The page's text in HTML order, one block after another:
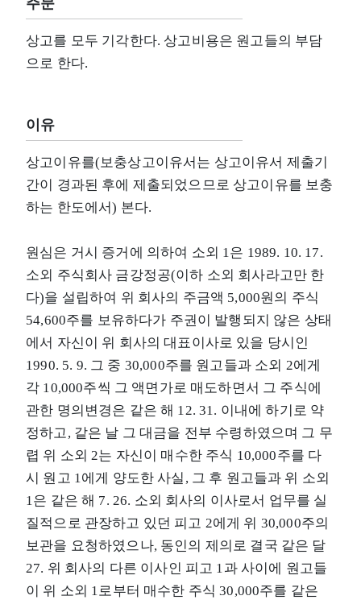
상고를 모두 기각한다. 상고비용은 원고들의 부담
으로 한다.
이유
상고이유를(보충상고이유서는 상고이유서 제출기
간이 경과된 후에 제출되었으므로 상고이유를 보충
하는 한도에서) 본다.
원심은 거시 증거에 의하여 소외 1은 1989. 10. 17.
소외 주식회사 금강정공(이하 소외 회사라고만 한
다)을 설립하여 위 회사의 주금액 5,000원의 주식
54,600주를 보유하다가 주권이 발행되지 않은 상태
에서 자신이 위 회사의 대표이사로 있을 당시인
1990. 5. 9. 그 중 30,000주를 원고들과 소외 2에게
각 10,000주씩 그 액면가로 매도하면서 그 주식에
관한 명의변경은 같은 해 12. 31. 이내에 하기로 약
정하고, 같은 날 그 대금을 전부 수령하였으며 그 무
렵 위 소외 2는 자신이 매수한 주식 10,000주를 다
시 원고 1에게 양도한 사실, 그 후 원고들과 위 소외
1은 같은 해 7. 26. 소외 회사의 이사로서 업무를 실
질적으로 관장하고 있던 피고 2에게 위 30,000주의
보관을 요청하였으나, 동인의 제의로 결국 같은 달
27. 위 회사의 다른 이사인 피고 1과 사이에 원고들
이 위 소외 1로부터 매수한 주식 30,000주를 같은